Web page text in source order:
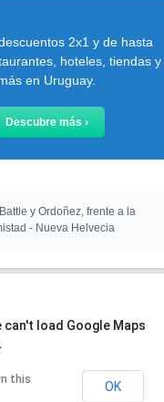
2x1 y de hasta
hoteles, tiendas y
en Uruguay.
Descubre más ›
y Ordoñez, frente a la
- Nueva Helvecia
can't load Google Maps
this
OK